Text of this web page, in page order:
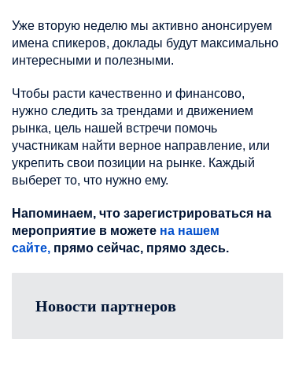
Уже вторую неделю мы активно анонсируем
имена спикеров, доклады будут максимально
интересными и полезными.
Чтобы расти качественно и финансово,
нужно следить за трендами и движением
рынка, цель нашей встречи помочь
участникам найти верное направление, или
укрепить свои позиции на рынке. Каждый
выберет то, что нужно ему.
Напоминаем, что зарегистрироваться на
мероприятие в можете на нашем
сайте, прямо сейчас, прямо здесь.
Новости партнеров